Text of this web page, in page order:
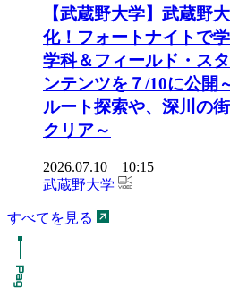
【武蔵野大学】武蔵野
化！フォートナイトで
学科＆フィールド・ス
ンテンツを７/10に公開
ルート探索や、深川の
クリア～
2026.07.10 10:15
武蔵野大学
すべてを見る